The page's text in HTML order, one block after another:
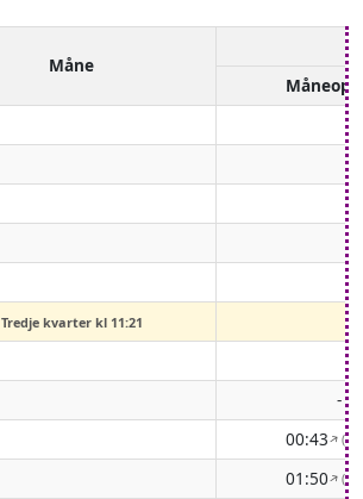
Måne
Tredje kvarter kl 11:21
-
00:43↑(
01:50↑(